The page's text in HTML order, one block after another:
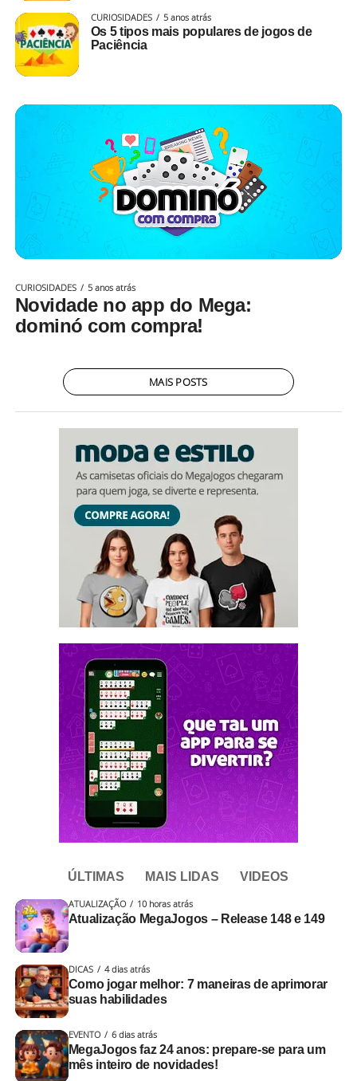
CURIOSIDADES 5 anos atrás
Os 5 tipos mais populares de jogos de
Paciência
CURIOSIDADES 5 anos atrás
Novidade no app do Mega:
dominó com compra!
MAIS POSTS
ÚLTIMAS MAIS LIDAS VIDEOS
ATUALIZAÇÃO 10 horas atrás
Atualização MegaJogos – Release 148 e 149
DICAS 4 dias atrás
Como jogar melhor: 7 maneiras de aprimorar
suas habilidades
EVENTO 6 dias atrás
MegaJogos faz 24 anos: prepare-se para um
mês inteiro de novidades!